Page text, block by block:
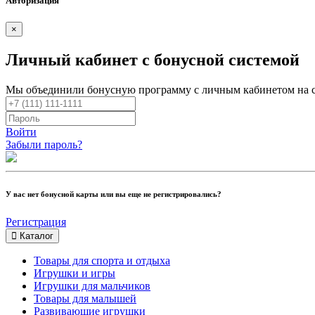
×
Личный кабинет с бонусной системой
Мы объединили бонусную программу с личным кабинетом на
Войти
Забыли пароль?
У вас нет бонусной карты или вы еще не регистрировались?
Регистрация
Каталог
Товары для спорта и отдыха
Игрушки и игры
Игрушки для мальчиков
Товары для малышей
Развивающие игрушки